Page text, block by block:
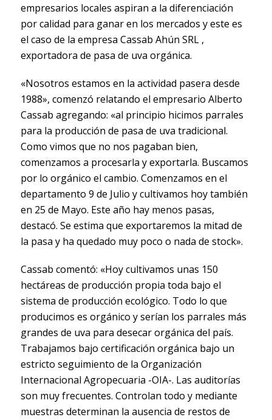
empresarios locales aspiran a la diferenciación
por calidad para ganar en los mercados y este es
el caso de la empresa Cassab Ahún SRL ,
exportadora de pasa de uva orgánica.
«Nosotros estamos en la actividad pasera desde
1988», comenzó relatando el empresario Alberto
Cassab agregando: «al principio hicimos parrales
para la producción de pasa de uva tradicional.
Como vimos que no nos pagaban bien,
comenzamos a procesarla y exportarla. Buscamos
por lo orgánico el cambio. Comenzamos en el
departamento 9 de Julio y cultivamos hoy también
en 25 de Mayo. Este año hay menos pasas,
destacó. Se estima que exportaremos la mitad de
la pasa y ha quedado muy poco o nada de stock».
Cassab comentó: «Hoy cultivamos unas 150
hectáreas de producción propia toda bajo el
sistema de producción ecológico. Todo lo que
producimos es orgánico y serían los parrales más
grandes de uva para desecar orgánica del país.
Trabajamos bajo certificación orgánica bajo un
estricto seguimiento de la Organización
Internacional Agropecuaria -OIA-. Las auditorías
son muy frecuentes. Controlan todo y mediante
muestras determinan la ausencia de restos de